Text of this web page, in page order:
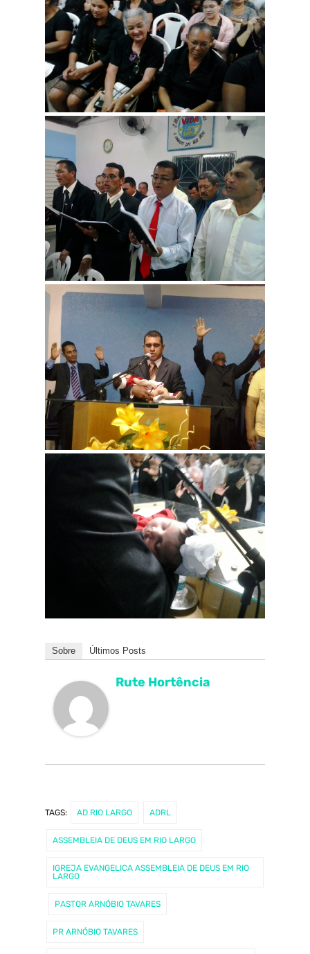
Sobre Últimos Posts
Rute Hortência
TAGS: AD RIO LARGO ADRL
ASSEMBLEIA DE DEUS EM RIO LARGO
IGREJA EVANGELICA ASSEMBLEIA DE DEUS EM RIO
LARGO
PASTOR ARNÓBIO TAVARES
PR ARNÓBIO TAVARES